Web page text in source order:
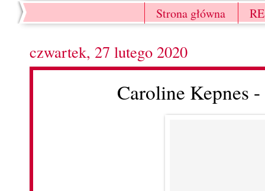
Strona główna
czwartek, 27 lutego 2020
Caroline Kepnes